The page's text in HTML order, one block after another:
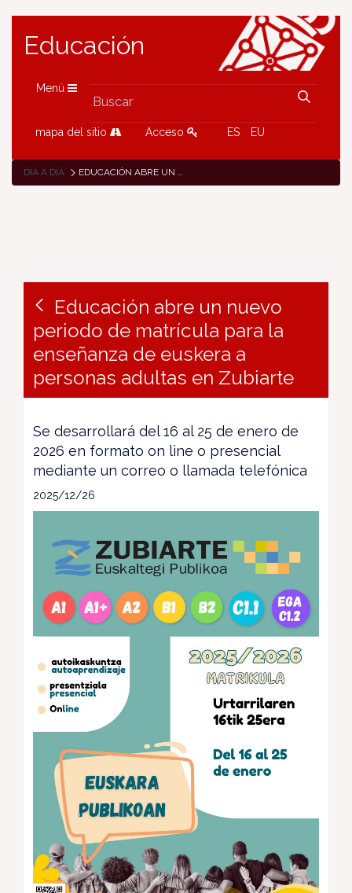
Educación
Menú
mapa del sitio Acceso ES EU
DÍA A DÍA EDUCACIÓN ABRE UN NUEVO PERIODO DE MATRÍCULA PARA LA ENSEÑANZA DE EUSKERA A PERSONAS ADULTAS EN ZUBIARTE
Educación abre un nuevo
periodo de matrícula para la
enseñanza de euskera a
personas adultas en Zubiarte
Se desarrollará del 16 al 25 de enero de
2026 en formato on line o presencial
mediante un correo o llamada telefónica
2025/12/26